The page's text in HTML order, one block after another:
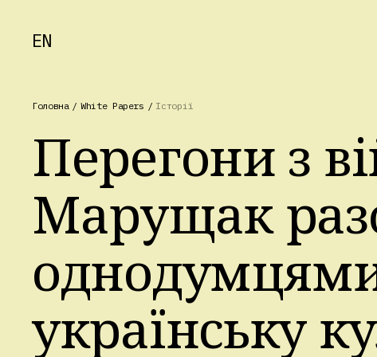
EN
Головна / White Papers / Історії
Перегони з
Марущак
українську